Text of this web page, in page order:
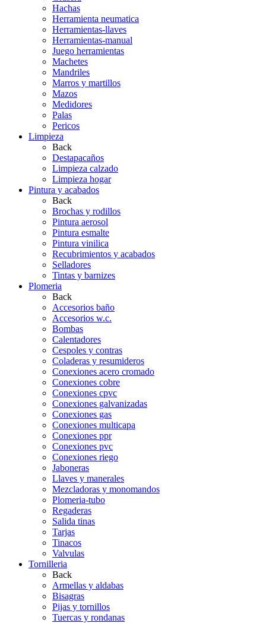
Hachas
Herramienta neumatica
Herramientas-llaves
Herramientas-manual
Juego herramientas
Machetes
Mandriles
Marros y martillos
Mazos
Medidores
Palas
Pericos
Limpieza
Back
Destapacaños
Limpieza calzado
Limpieza hogar
Pintura y acabados
Back
Brochas y rodillos
Pintura aerosol
Pintura esmalte
Pintura vinilica
Recubrimientos y acabados
Selladores
Tintas y barnizes
Plomeria
Back
Accesorios baño
Accesorios w.c.
Bombas
Calentadores
Cespoles y contras
Coladeras y resumideros
Conexiones acero cromado
Conexiones cobre
Conexiones cpvc
Conexiones galvanizadas
Conexiones gas
Conexiones multicapa
Conexiones ppr
Conexiones pvc
Conexiones riego
Jaboneras
Llaves y manerales
Mezcladoras y monomandos
Plomeria-tubo
Regaderas
Salida tinas
Tarjas
Tinacos
Valvulas
Tornilleria
Back
Armellas y aldabas
Bisagras
Pijas y tornillos
Tuercas y rondanas